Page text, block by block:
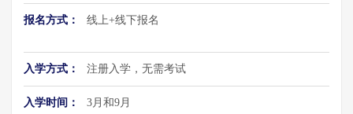
报名方式： 线上+线下报名
入学方式： 注册入学，无需考试
入学时间： 3月和9月